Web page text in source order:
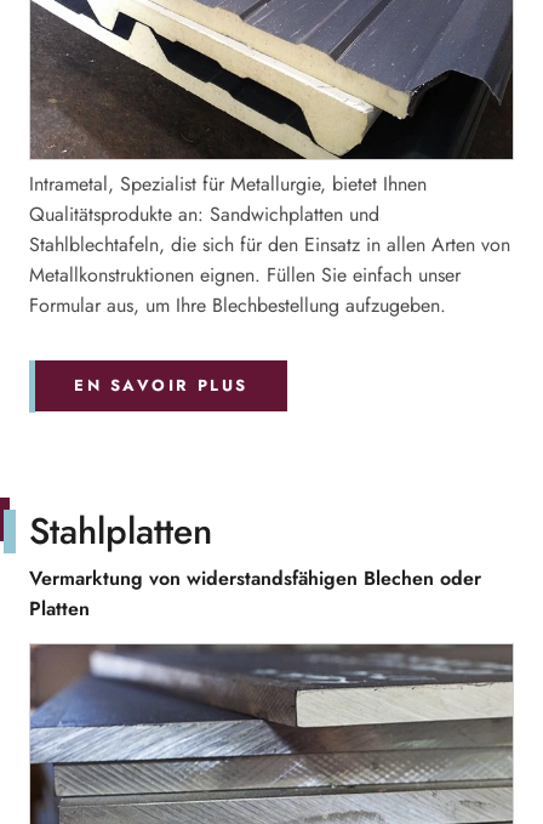
Intrametal, Spezialist für Metallurgie, bietet Ihnen
Qualitätsprodukte an: Sandwichplatten und
Stahlblechtafeln, die sich für den Einsatz in allen Arten von
Metallkonstruktionen eignen. Füllen Sie einfach unser
Formular aus, um Ihre Blechbestellung aufzugeben.
EN SAVOIR PLUS
Vermarktung von widerstandsfähigen Blechen oder
Platten
Stahlplatten